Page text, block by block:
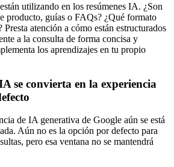
utilizando en los resúmenes IA. ¿Son
producto, guías o FAQs? ¿Qué formato
Presta atención a cómo están estructurados
a la consulta de forma concisa y
los aprendizajes en tu propio
se convierta en la experiencia
de IA generativa de Google aún se está
Aún no es la opción por defecto para
pero esa ventana no se mantendrá